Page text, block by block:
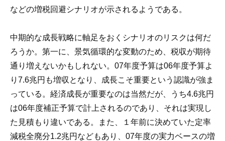
などの増税回避シナリオが示されるようである。
中期的な成長戦略に軸足をおくシナリオのリスクは何だ
ろうか。第一に、景気循環的な変動のため、税収が期待
通り増えないかもしれない。07年度予算は06年度予算よ
り7.6兆円も増収となり、成長こそ重要という認識が強ま
っている。経済成長が重要なのは当然だが、うち4.6兆円
は06年度補正予算で計上されるのであり、それは実現し
た見積もり違いである。また、１年前に決めていた定率
減税全廃分1.2兆円などもあり、07年度の実力ベースの増